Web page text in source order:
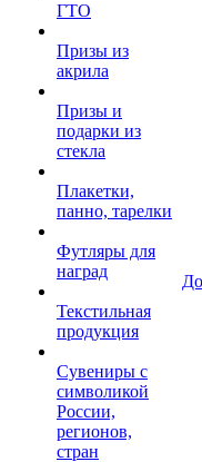
ГТО
Призы из
акрила
Призы и
подарки из
стекла
Плакетки,
панно, тарелки
Футляры для
наград
Текстильная
продукция
Сувениры с
символикой
России,
регионов,
стран